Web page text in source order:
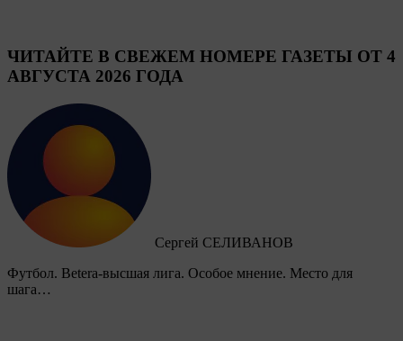
ЧИТАЙТЕ В СВЕЖЕМ НОМЕРЕ ГАЗЕТЫ ОТ 4
АВГУСТА 2026 ГОДА
Сергей СЕЛИВАНОВ
Футбол. Betera-высшая лига. Особое мнение. Место для
шага…